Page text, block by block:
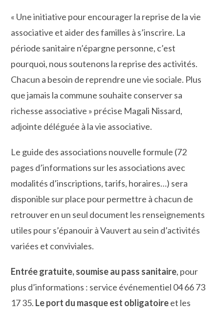
« Une initiative pour encourager la reprise de la vie
associative et aider des familles à s’inscrire. La
période sanitaire n’épargne personne, c’est
pourquoi, nous soutenons la reprise des activités.
Chacun a besoin de reprendre une vie sociale. Plus
que jamais la commune souhaite conserver sa
richesse associative » précise Magali Nissard,
adjointe déléguée à la vie associative.
Le guide des associations nouvelle formule (72
pages d’informations sur les associations avec
modalités d’inscriptions, tarifs, horaires…) sera
disponible sur place pour permettre à chacun de
retrouver en un seul document les renseignements
utiles pour s’épanouir à Vauvert au sein d’activités
variées et conviviales.
Entrée gratuite, soumise au pass sanitaire, pour
plus d’informations : service événementiel 04 66 73
17 35. Le port du masque est obligatoireet les